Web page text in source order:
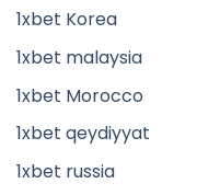
1xbet Korea
1xbet malaysia
1xbet Morocco
1xbet qeydiyyat
1xbet russia